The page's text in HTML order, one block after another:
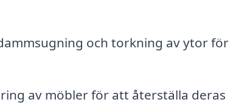
och torkning av ytor för
av möbler för att återställa deras